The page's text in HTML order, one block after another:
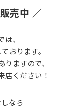
売中 ／
、
おります。
ますので、
店ください！
なら